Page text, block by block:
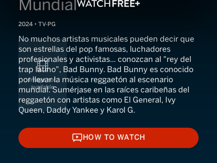
Mundial
2024 • TV-PG
No muchos artistas musicales pueden decir que
son estrellas del pop famosas, luchadores
profesionales y activistas... conozcan al "rey del
trap latino", Bad Bunny. Bad Bunny es conocido
por llevar la música reggaetón al escenario
mundial. Sumérjase en las raíces caribeñas del
reggaetón con artistas como El General, Ivy
Queen, Daddy Yankee y Karol G.
HOW TO WATCH
HOW TO WATCH